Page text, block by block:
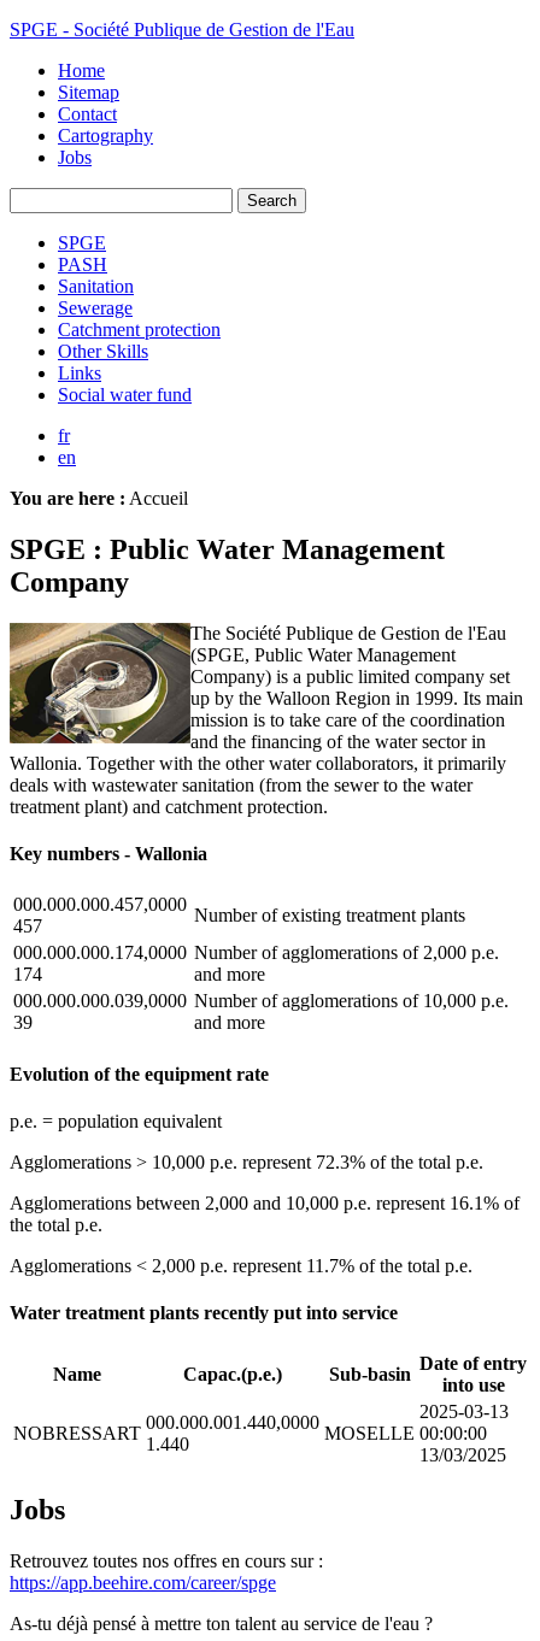
SPGE - Société Publique de Gestion de l'Eau
Home
Sitemap
Contact
Cartography
Jobs
SPGE
PASH
Sanitation
Sewerage
Catchment protection
Other Skills
Links
Social water fund
fr
en
You are here : Accueil
SPGE : Public Water Management
Company
The Société Publique de Gestion de l'Eau
(SPGE, Public Water Management
Company) is a public limited company set
up by the Walloon Region in 1999. Its main
mission is to take care of the coordination
and the financing of the water sector in
Wallonia. Together with the other water collaborators, it primarily
deals with wastewater sanitation (from the sewer to the water
treatment plant) and catchment protection.
Key numbers - Wallonia
000.000.000.457,0000
457
Number of existing treatment plants
000.000.000.174,0000
174
Number of agglomerations of 2,000 p.e.
and more
000.000.000.039,0000
39
Number of agglomerations of 10,000 p.e.
and more
Evolution of the equipment rate
p.e. = population equivalent
Agglomerations > 10,000 p.e. represent 72.3% of the total p.e.
Agglomerations between 2,000 and 10,000 p.e. represent 16.1% of
the total p.e.
Agglomerations < 2,000 p.e. represent 11.7% of the total p.e.
Water treatment plants recently put into service
Name Capac.(p.e.) Sub-basin
Date of entry
into use
NOBRESSART
000.000.001.440,0000
1.440
MOSELLE
2025-03-13
00:00:00
13/03/2025
Jobs
Retrouvez toutes nos offres en cours sur :
https://app.beehire.com/career/spge
As-tu déjà pensé à mettre ton talent au service de l'eau ?